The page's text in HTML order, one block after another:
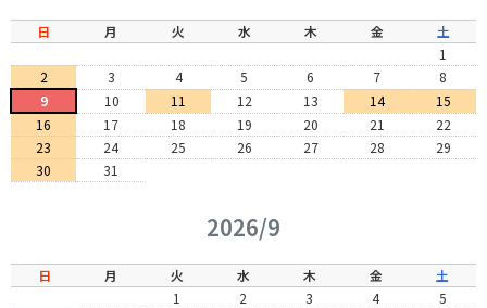
日 月 火 水 木 金
土
1
2
3 4 5 6 7
8
9
10 11 12 13 14
15
16
17 18 19 20 21
22
23
24 25 26 27 28
29
30
31
2026/9
日 月 火 水 木 金
土
1
2 3 4
5